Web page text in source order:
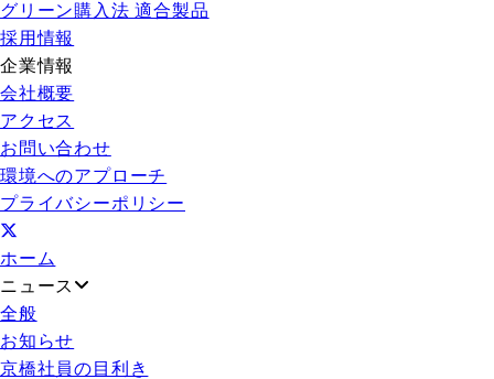
グリーン購入法 適合製品
採用情報
企業情報
会社概要
アクセス
お問い合わせ
環境へのアプローチ
プライバシーポリシー
ホーム
ニュース
全般
お知らせ
京橋社員の目利き